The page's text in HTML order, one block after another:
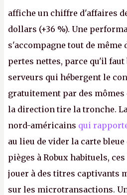
affiche un chiffre d'affaires
dollars (+36 %). Une
s'accompagne tout de même
pertes nettes, parce qu'il faut
serveurs qui hébergent le
gratuitement par des mômes
la direction tire la tronche.
nord-américains qui
au lieu de vider la carte
pièges à Robux habituels,
jouer à des titres captivants
sur les microtransactions.